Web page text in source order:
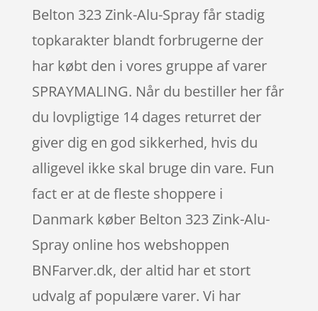
Belton 323 Zink-Alu-Spray får stadig
topkarakter blandt forbrugerne der
har købt den i vores gruppe af varer
SPRAYMALING. Når du bestiller her får
du lovpligtige 14 dages returret der
giver dig en god sikkerhed, hvis du
alligevel ikke skal bruge din vare. Fun
fact er at de fleste shoppere i
Danmark køber Belton 323 Zink-Alu-
Spray online hos webshoppen
BNFarver.dk, der altid har et stort
udvalg af populære varer. Vi har